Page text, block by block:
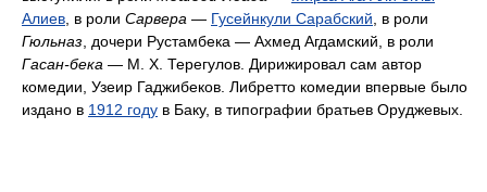
Алиев , в роли Сарвера — Гусейнкули Сарабский , в роли
Гюльназ , дочери Рустамбека — Ахмед Агдамский, в роли
Гасан-бека — М. Х. Терегулов. Дирижировал сам автор
комедии, Узеир Гаджибеков. Либретто комедии впервые было
издано в 1912 году в Баку, в типографии братьев Оруджевых.